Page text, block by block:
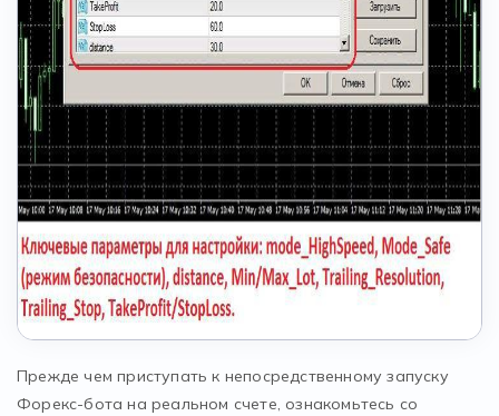
Прежде чем приступать к непосредственному запуску
Форекс-бота на реальном счете, ознакомьтесь со